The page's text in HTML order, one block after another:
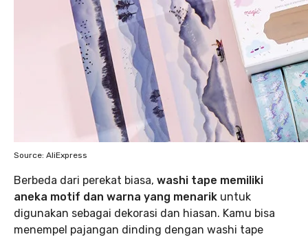
Source: AliExpress
Berbeda dari perekat biasa, washi tape memiliki
aneka motif dan warna yang menarik untuk
digunakan sebagai dekorasi dan hiasan. Kamu bisa
menempel pajangan dinding dengan washi tape